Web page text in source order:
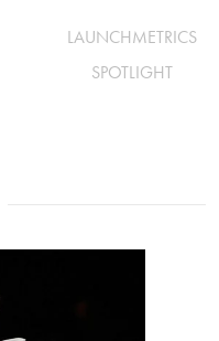
LAUNCHMETRICS
SPOTLIGHT